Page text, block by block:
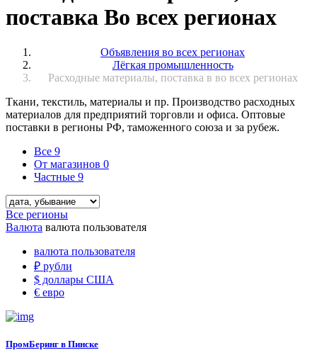
поставка Во всех регионах
Объявления во всех регионах
Лёгкая промышленность
Расходные материалы, поставка в во всех регионах
Ткани, текстиль, материалы и пр. Производство расходных
материалов для предприятий торговли и офиса. Оптовые
поставки в регионы РФ, таможенного союза и за рубеж.
Все 9
От магазинов 0
Частные 9
Все регионы
Валюта валюта пользователя
валюта пользователя
₽ рубли
$ доллары США
€ евро
ПромБеринг в Пинске